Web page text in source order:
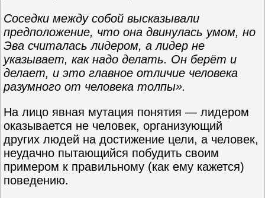
Соседки между собой высказывали
предположение, что она двинулась умом, но
Эва считалась лидером, а лидер не
указывает, как надо делать. Он берёт и
делает, и это главное отличие человека
разумного от человека толпы».
На лицо явная мутация понятия — лидером
оказывается не человек, организующий
других людей на достижение цели, а человек,
неудачно пытающийся побудить своим
примером к правильному (как ему кажется)
поведению.